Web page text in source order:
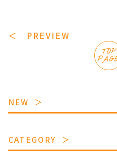
＜ PREVIEW
TOP
NEW
CATEGORY